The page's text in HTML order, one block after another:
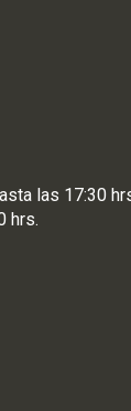
las 17:30
hrs.